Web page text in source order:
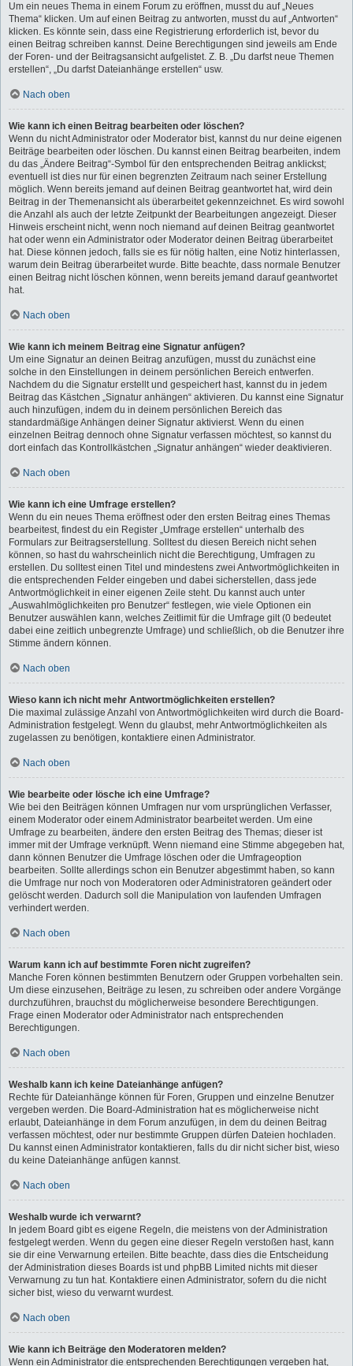
Um ein neues Thema in einem Forum zu eröffnen, musst du auf „Neues
Thema“ klicken. Um auf einen Beitrag zu antworten, musst du auf „Antworten“
klicken. Es könnte sein, dass eine Registrierung erforderlich ist, bevor du
einen Beitrag schreiben kannst. Deine Berechtigungen sind jeweils am Ende
der Foren- und der Beitragsansicht aufgelistet. Z. B. „Du darfst neue Themen
erstellen“, „Du darfst Dateianhänge erstellen“ usw.
Nach oben
Wie kann ich einen Beitrag bearbeiten oder löschen?
Wenn du nicht Administrator oder Moderator bist, kannst du nur deine eigenen
Beiträge bearbeiten oder löschen. Du kannst einen Beitrag bearbeiten, indem
du das „Ändere Beitrag“-Symbol für den entsprechenden Beitrag anklickst;
eventuell ist dies nur für einen begrenzten Zeitraum nach seiner Erstellung
möglich. Wenn bereits jemand auf deinen Beitrag geantwortet hat, wird dein
Beitrag in der Themenansicht als überarbeitet gekennzeichnet. Es wird sowohl
die Anzahl als auch der letzte Zeitpunkt der Bearbeitungen angezeigt. Dieser
Hinweis erscheint nicht, wenn noch niemand auf deinen Beitrag geantwortet
hat oder wenn ein Administrator oder Moderator deinen Beitrag überarbeitet
hat. Diese können jedoch, falls sie es für nötig halten, eine Notiz hinterlassen,
warum dein Beitrag überarbeitet wurde. Bitte beachte, dass normale Benutzer
einen Beitrag nicht löschen können, wenn bereits jemand darauf geantwortet
hat.
Nach oben
Wie kann ich meinem Beitrag eine Signatur anfügen?
Um eine Signatur an deinen Beitrag anzufügen, musst du zunächst eine
solche in den Einstellungen in deinem persönlichen Bereich entwerfen.
Nachdem du die Signatur erstellt und gespeichert hast, kannst du in jedem
Beitrag das Kästchen „Signatur anhängen“ aktivieren. Du kannst eine Signatur
auch hinzufügen, indem du in deinem persönlichen Bereich das
standardmäßige Anhängen deiner Signatur aktivierst. Wenn du einen
einzelnen Beitrag dennoch ohne Signatur verfassen möchtest, so kannst du
dort einfach das Kontrollkästchen „Signatur anhängen“ wieder deaktivieren.
Nach oben
Wie kann ich eine Umfrage erstellen?
Wenn du ein neues Thema eröffnest oder den ersten Beitrag eines Themas
bearbeitest, findest du ein Register „Umfrage erstellen“ unterhalb des
Formulars zur Beitragserstellung. Solltest du diesen Bereich nicht sehen
können, so hast du wahrscheinlich nicht die Berechtigung, Umfragen zu
erstellen. Du solltest einen Titel und mindestens zwei Antwortmöglichkeiten in
die entsprechenden Felder eingeben und dabei sicherstellen, dass jede
Antwortmöglichkeit in einer eigenen Zeile steht. Du kannst auch unter
„Auswahlmöglichkeiten pro Benutzer“ festlegen, wie viele Optionen ein
Benutzer auswählen kann, welches Zeitlimit für die Umfrage gilt (0 bedeutet
dabei eine zeitlich unbegrenzte Umfrage) und schließlich, ob die Benutzer ihre
Stimme ändern können.
Nach oben
Wieso kann ich nicht mehr Antwortmöglichkeiten erstellen?
Die maximal zulässige Anzahl von Antwortmöglichkeiten wird durch die Board-
Administration festgelegt. Wenn du glaubst, mehr Antwortmöglichkeiten als
zugelassen zu benötigen, kontaktiere einen Administrator.
Nach oben
Wie bearbeite oder lösche ich eine Umfrage?
Wie bei den Beiträgen können Umfragen nur vom ursprünglichen Verfasser,
einem Moderator oder einem Administrator bearbeitet werden. Um eine
Umfrage zu bearbeiten, ändere den ersten Beitrag des Themas; dieser ist
immer mit der Umfrage verknüpft. Wenn niemand eine Stimme abgegeben hat,
dann können Benutzer die Umfrage löschen oder die Umfrageoption
bearbeiten. Sollte allerdings schon ein Benutzer abgestimmt haben, so kann
die Umfrage nur noch von Moderatoren oder Administratoren geändert oder
gelöscht werden. Dadurch soll die Manipulation von laufenden Umfragen
verhindert werden.
Nach oben
Warum kann ich auf bestimmte Foren nicht zugreifen?
Manche Foren können bestimmten Benutzern oder Gruppen vorbehalten sein.
Um diese einzusehen, Beiträge zu lesen, zu schreiben oder andere Vorgänge
durchzuführen, brauchst du möglicherweise besondere Berechtigungen.
Frage einen Moderator oder Administrator nach entsprechenden
Berechtigungen.
Nach oben
Weshalb kann ich keine Dateianhänge anfügen?
Rechte für Dateianhänge können für Foren, Gruppen und einzelne Benutzer
vergeben werden. Die Board-Administration hat es möglicherweise nicht
erlaubt, Dateianhänge in dem Forum anzufügen, in dem du deinen Beitrag
verfassen möchtest, oder nur bestimmte Gruppen dürfen Dateien hochladen.
Du kannst einen Administrator kontaktieren, falls du dir nicht sicher bist, wieso
du keine Dateianhänge anfügen kannst.
Nach oben
Weshalb wurde ich verwarnt?
In jedem Board gibt es eigene Regeln, die meistens von der Administration
festgelegt werden. Wenn du gegen eine dieser Regeln verstoßen hast, kann
sie dir eine Verwarnung erteilen. Bitte beachte, dass dies die Entscheidung
der Administration dieses Boards ist und phpBB Limited nichts mit dieser
Verwarnung zu tun hat. Kontaktiere einen Administrator, sofern du die nicht
sicher bist, wieso du verwarnt wurdest.
Nach oben
Wie kann ich Beiträge den Moderatoren melden?
Wenn ein Administrator die entsprechenden Berechtigungen vergeben hat,